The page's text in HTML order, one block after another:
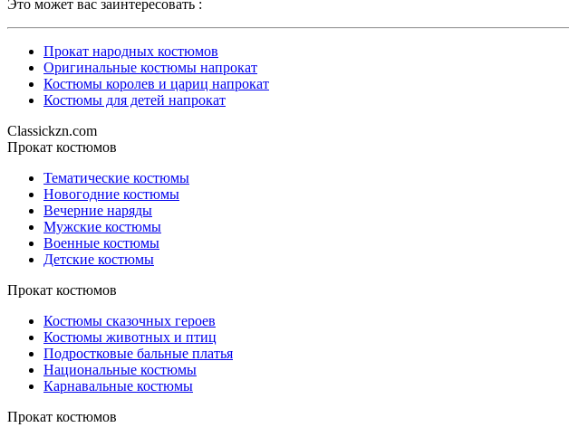
Это может вас заинтересовать :
Прокат народных костюмов
Оригинальные костюмы напрокат
Костюмы королев и цариц напрокат
Костюмы для детей напрокат
Classickzn.com
Прокат костюмов
Тематические костюмы
Новогодние костюмы
Вечерние наряды
Мужские костюмы
Военные костюмы
Детские костюмы
Прокат костюмов
Костюмы сказочных героев
Костюмы животных и птиц
Подростковые бальные платья
Национальные костюмы
Карнавальные костюмы
Прокат костюмов